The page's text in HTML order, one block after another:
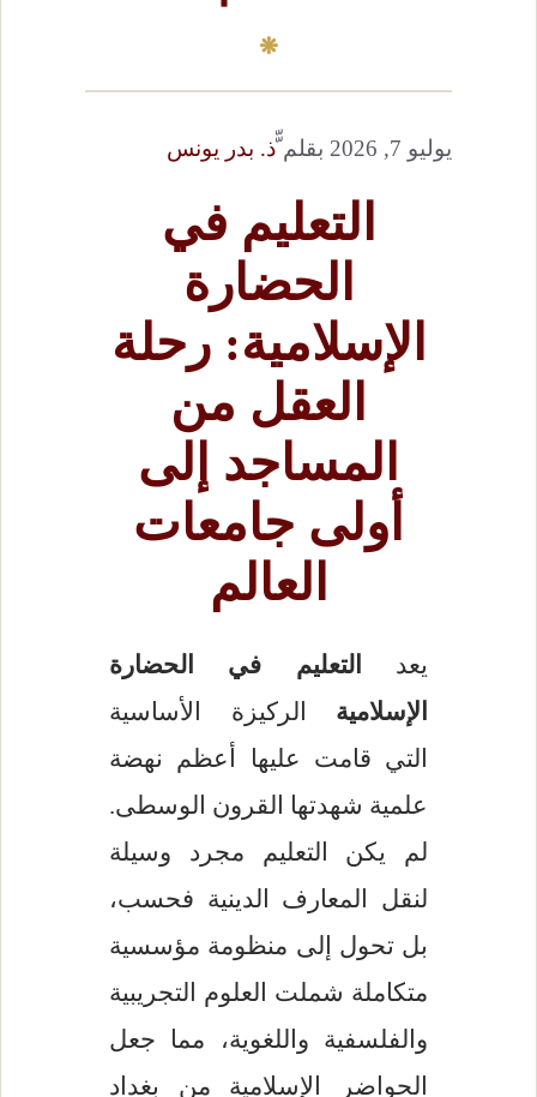
يوليو 7, 2026 بقلمّّذ. بدر يونس
التعليم في
الحضارة
الإسلامية: رحلة
العقل من
المساجد إلى
أولى جامعات
العالم
يعدالتعليم في الحضارة
الإسلاميةالركيزة الأساسية
التي قامت عليها أعظم نهضة
علمية شهدتها القرون الوسطى.
لم يكن التعليم مجرد وسيلة
لنقل المعارف الدينية فحسب،
بل تحول إلى منظومة مؤسسية
متكاملة شملت العلوم التجريبية
والفلسفية واللغوية، مما جعل
الحواضر الإسلامية من بغداد